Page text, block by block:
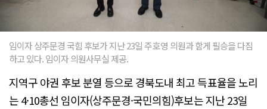
임이자 상주문경 국힘 후보가 지난 23일 주호영 의원과 함게 필승을 다짐
하고 있다. 임이자 의원사무실 제공.
지역구 야권 후보 분열 등으로 경북도내 최고 득표율을 노리
는 4·10총선 임이자(상주문경·국민의힘)후보는 지난 23일